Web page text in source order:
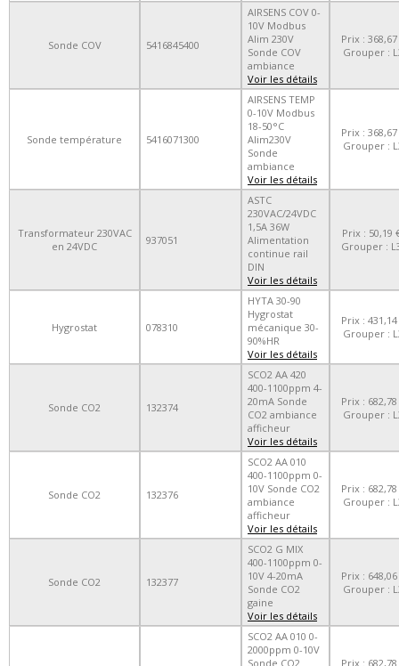
Sonde COV 5416845400
AIRSENS COV 0-
10V Modbus
Alim 230V
Sonde COV
ambiance
Voir les détails
Prix :
Grouper :
Sonde température 5416071300
AIRSENS TEMP
0-10V Modbus
18-50°C
Alim230V
Sonde
ambiance
Voir les détails
Prix :
Grouper :
Transformateur 230VAC
en 24VDC
937051
ASTC
230VAC/24VDC
1,5A 36W
Alimentation
continue rail
DIN
Voir les détails
Prix : 50,19
Grouper :
Hygrostat 078310
HYTA 30-90
Hygrostat
mécanique 30-
90%HR
Voir les détails
Prix :
Grouper :
Sonde CO2 132374
SCO2 AA 420
400-1100ppm 4-
20mA Sonde
CO2 ambiance
afficheur
Voir les détails
Prix :
Grouper :
Sonde CO2 132376
SCO2 AA 010
400-1100ppm 0-
10V Sonde CO2
ambiance
afficheur
Voir les détails
Prix :
Grouper :
Sonde CO2 132377
SCO2 G MIX
400-1100ppm 0-
10V 4-20mA
Sonde CO2
gaine
Voir les détails
Prix :
Grouper :
SCO2 AA 010 0-
2000ppm 0-10V
Sonde CO2
Prix :